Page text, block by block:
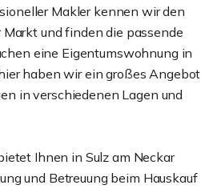
Makler kennen wir den
Markt und finden die passende
eine Eigentumswohnung in
haben wir ein großes Angebot
in verschiedenen Lagen und
Ihnen in Sulz am Neckar
und Betreuung beim Hauskauf